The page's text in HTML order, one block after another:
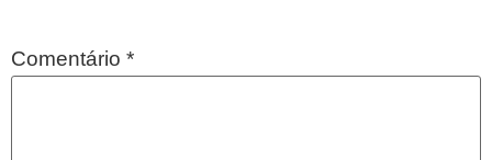
Comentário *